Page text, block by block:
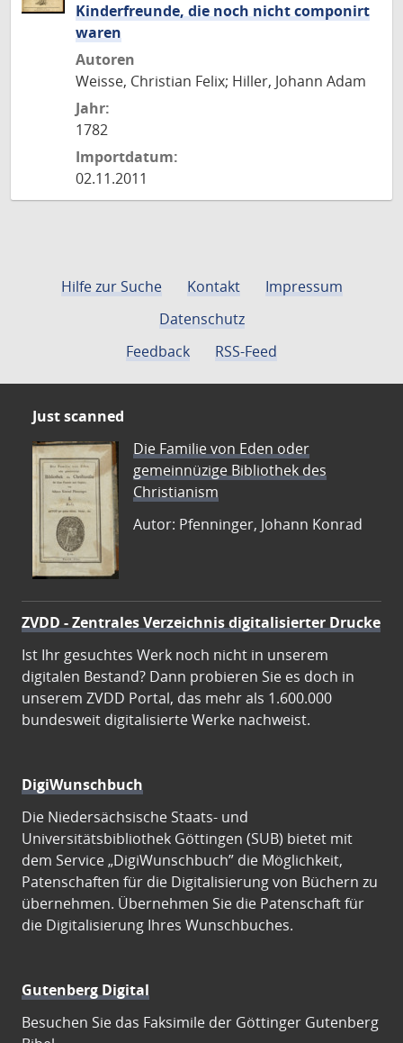
Kinderfreunde, die noch nicht componirt
waren
Autoren
Weisse, Christian Felix; Hiller, Johann Adam
Jahr:
1782
Importdatum:
02.11.2011
Hilfe zur Suche Kontakt
Impressum
Datenschutz
Feedback
RSS-Feed
Just scanned
Die Familie von Eden oder
gemeinnüzige Bibliothek des
Christianism
Autor: Pfenninger, Johann Konrad
ZVDD - Zentrales Verzeichnis digitalisierter Drucke
Ist Ihr gesuchtes Werk noch nicht in unserem
digitalen Bestand? Dann probieren Sie es doch in
unserem ZVDD Portal, das mehr als 1.600.000
bundesweit digitalisierte Werke nachweist.
DigiWunschbuch
Die Niedersächsische Staats- und
Universitätsbibliothek Göttingen (SUB) bietet mit
dem Service „DigiWunschbuch” die Möglichkeit,
Patenschaften für die Digitalisierung von Büchern zu
übernehmen. Übernehmen Sie die Patenschaft für
die Digitalisierung Ihres Wunschbuches.
Gutenberg Digital
Besuchen Sie das Faksimile der Göttinger Gutenberg